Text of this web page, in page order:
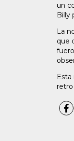
un
Billy
La
que
Esta